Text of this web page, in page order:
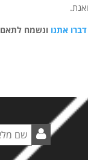
דברו אתנו ונשמח